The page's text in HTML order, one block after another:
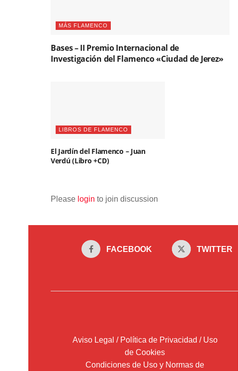
MÁS FLAMENCO
Bases – II Premio Internacional de
Investigación del Flamenco «Ciudad de Jerez»
LIBROS DE FLAMENCO
El Jardín del Flamenco – Juan
Verdú (Libro +CD)
Please login to join discussion
FACEBOOK TWITTER
Aviso Legal / Política de Privacidad / Uso
de Cookies
Condiciones de Uso y Normas de